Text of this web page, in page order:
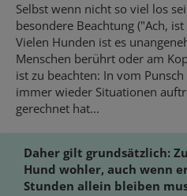
Selbst wenn nicht so viel los
besondere Beachtung ("Ach,
Vielen Hunden ist es
Menschen berührt oder am
ist zu beachten: In vom
immer wieder Situationen
gerechnet hat...
Daher gilt grundsätzlich:
Hund wohler, auch wenn
Stunden allein bleiben